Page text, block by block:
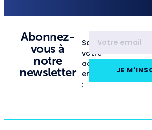
Abonnez-
vous à
notre
newsletter
Saisissez
votre
adresse
email
:
JE